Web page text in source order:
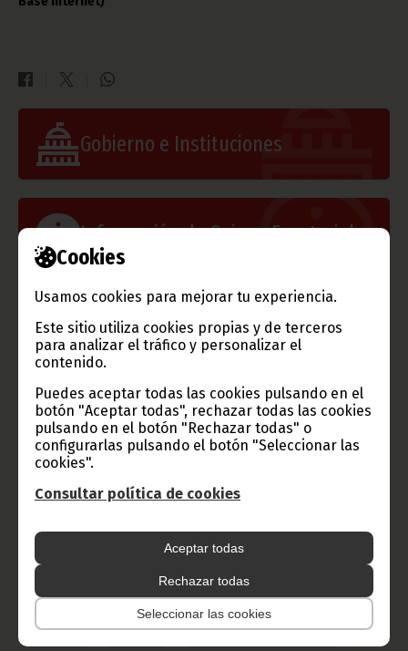
Cookies
Usamos cookies para mejorar tu experiencia.
Este sitio utiliza cookies propias y de terceros
para analizar el tráfico y personalizar el
contenido.
Puedes aceptar todas las cookies pulsando en el
botón "Aceptar todas", rechazar todas las cookies
pulsando en el botón "Rechazar todas" o
configurarlas pulsando el botón "Seleccionar las
cookies".
Consultar política de cookies
Aceptar todas
Rechazar todas
Seleccionar las cookies
Gobierno e Instituciones
Información de Guinea Ecuatorial
Radio Nacional de Guinea
Ecuatorial
Haz click aquí para escuchar ahora
CATEGORÍAS
Noticias Gobierno
Presidencia
África
COVID-19 Cultura